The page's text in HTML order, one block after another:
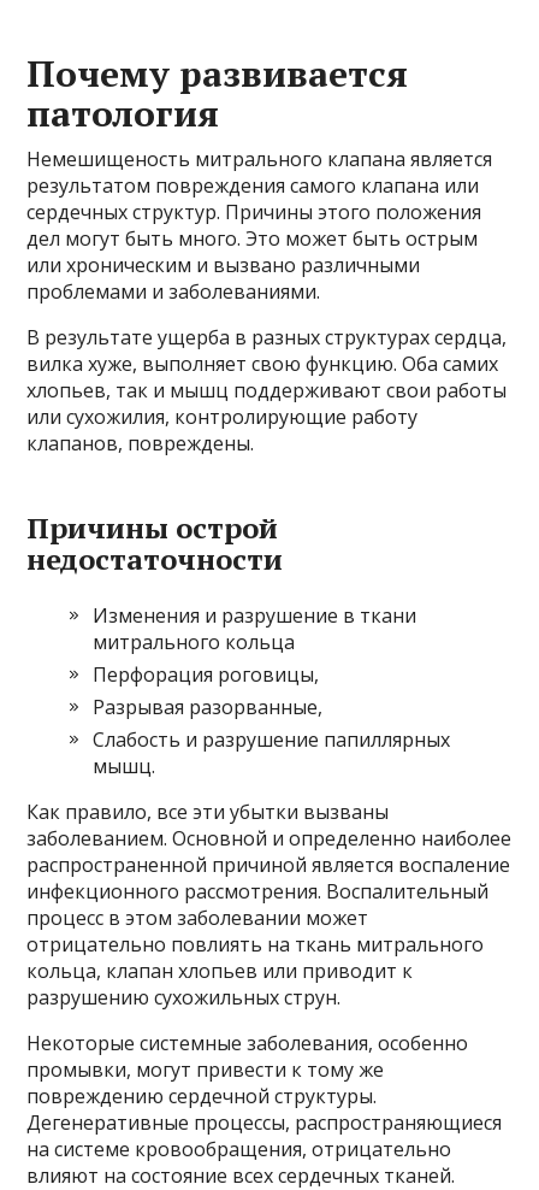
Почему развивается
патология
Немешищеность митрального клапана является
результатом повреждения самого клапана или
сердечных структур. Причины этого положения
дел могут быть много. Это может быть острым
или хроническим и вызвано различными
проблемами и заболеваниями.
В результате ущерба в разных структурах сердца,
вилка хуже, выполняет свою функцию. Оба самих
хлопьев, так и мышц поддерживают свои работы
или сухожилия, контролирующие работу
клапанов, повреждены.
Причины острой
недостаточности
Изменения и разрушение в ткани
митрального кольца
Перфорация роговицы,
Разрывая разорванные,
Слабость и разрушение папиллярных
мышц.
Как правило, все эти убытки вызваны
заболеванием. Основной и определенно наиболее
распространенной причиной является воспаление
инфекционного рассмотрения. Воспалительный
процесс в этом заболевании может
отрицательно повлиять на ткань митрального
кольца, клапан хлопьев или приводит к
разрушению сухожильных струн.
Некоторые системные заболевания, особенно
промывки, могут привести к тому же
повреждению сердечной структуры.
Дегенеративные процессы, распространяющиеся
на системе кровообращения, отрицательно
влияют на состояние всех сердечных тканей.